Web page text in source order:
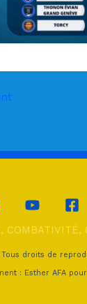
COMBATIVITÉ,
droits de
: Esther AFA